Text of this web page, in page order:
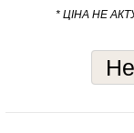
* ЦІНА НЕ